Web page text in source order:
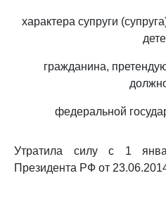
характера супруги
гражданина,
федеральной
Утратила силу с 1
Президента РФ от